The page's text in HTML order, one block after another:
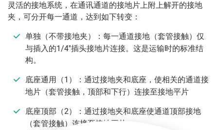
灵活的接地系统，在通讯通道的接地片上附上解开的接地
夹，可分开每一通道，达到如下转变：
单独（不带接地夹）：每一通道接地（套管接触）仅
与插入的1/4''插头接地片连接。这是运输时的标准结
构。
底座通用（1）：通过接地夹和底座，使相关的通道接
地片（套管接触，顶部和下行）连接至接地平片
底座顶部（2）：通过接地夹和底座使通道顶部接地
（套管接触）连接至接地平片